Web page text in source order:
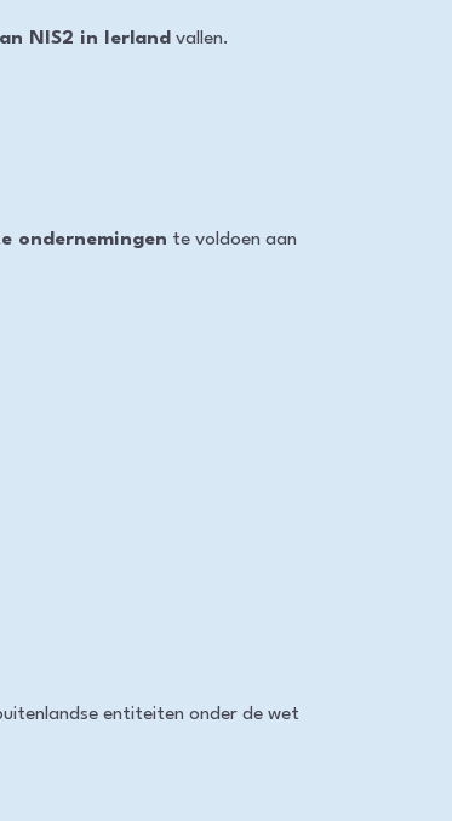
NIS2 in Ierland vallen.
ondernemingen te voldoen aan
entiteiten onder de wet